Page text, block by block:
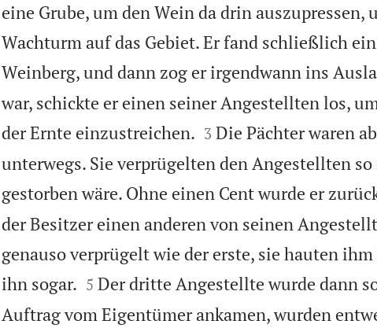
eine Grube, um den Wein da drin auszupressen,
Wachturm auf das Gebiet. Er fand schließlich
Weinberg, und dann zog er irgendwann ins
war, schickte er einen seiner Angestellten los,
der Ernte einzustreichen.
3 Die Pächter waren
unterwegs. Sie verprügelten den Angestellten
gestorben wäre. Ohne einen Cent wurde er
der Besitzer einen anderen von seinen
genauso verprügelt wie der erste, sie hauten
ihn sogar.
5 Der dritte Angestellte wurde dann
Auftrag vom Eigentümer ankamen, wurden